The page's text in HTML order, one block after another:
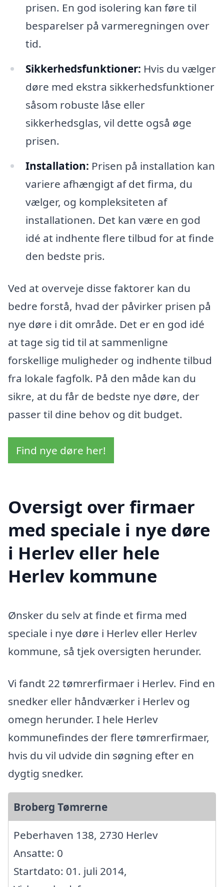
prisen. En god isolering kan føre til
besparelser på varmeregningen over
tid.
Sikkerhedsfunktioner: Hvis du vælger
døre med ekstra sikkerhedsfunktioner
såsom robuste låse eller
sikkerhedsglas, vil dette også øge
prisen.
Installation: Prisen på installation kan
variere afhængigt af det firma, du
vælger, og kompleksiteten af
installationen. Det kan være en god
idé at indhente flere tilbud for at finde
den bedste pris.
Ved at overveje disse faktorer kan du
bedre forstå, hvad der påvirker prisen på
nye døre i dit område. Det er en god idé
at tage sig tid til at sammenligne
forskellige muligheder og indhente tilbud
fra lokale fagfolk. På den måde kan du
sikre, at du får de bedste nye døre, der
passer til dine behov og dit budget.
Find nye døre her!
Oversigt over firmaer
med speciale i nye døre
i Herlev eller hele
Herlev kommune
Ønsker du selv at finde et firma med
speciale i nye døre i Herlev eller Herlev
kommune, så tjek oversigten herunder.
Vi fandt 22 tømrerfirmaer i Herlev. Find en
snedker eller håndværker i Herlev og
omegn herunder. I hele Herlev
kommunefindes der flere tømrerfirmaer,
hvis du vil udvide din søgning efter en
dygtig snedker.
Broberg Tømrerne
Peberhaven 138, 2730 Herlev
Ansatte: 0
Startdato: 01. juli 2014,